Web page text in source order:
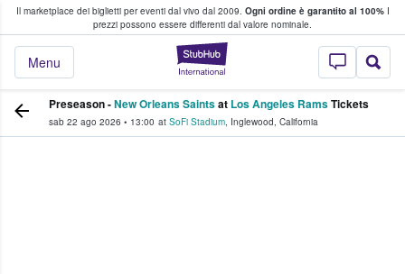
Il marketplace dei biglietti per eventi dal vivo dal 2009. Ogni ordine è garantito al 100%I
prezzi possono essere differenti dal valore nominale.
StubHub - Dove
Menu
fan comprano e vendono biglietti
Preseason -New Orleans Saintsat Los Angeles RamsTickets
sab 22 ago 2026 • 13:00 at SoFi Stadium, Inglewood, California